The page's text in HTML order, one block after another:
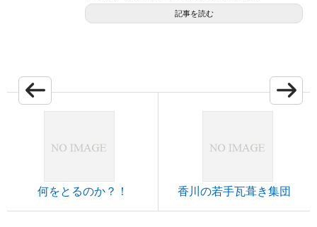
記事を読む
何をとるのか？！ 香川の若手瓦葺き集団